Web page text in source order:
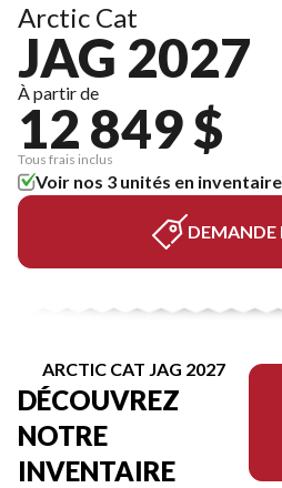
Arctic Cat
JAG 2027
À partir de
12 849 $
Tous frais inclus
Voir nos 3 unités en inventaire
DEMANDE
ARCTIC CAT JAG 2027
DÉCOUVREZ
NOTRE
INVENTAIRE